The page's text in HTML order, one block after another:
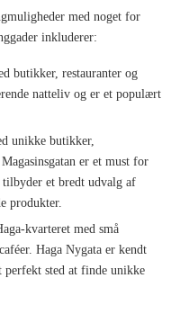
med noget for
inkluderer:
butikker, restauranter og
natteliv og er et populært
unikke butikker,
er et must for
tilbyder et bredt udvalg af
produkter.
kvarteret med små
Haga Nygata er kendt
sted at finde unikke